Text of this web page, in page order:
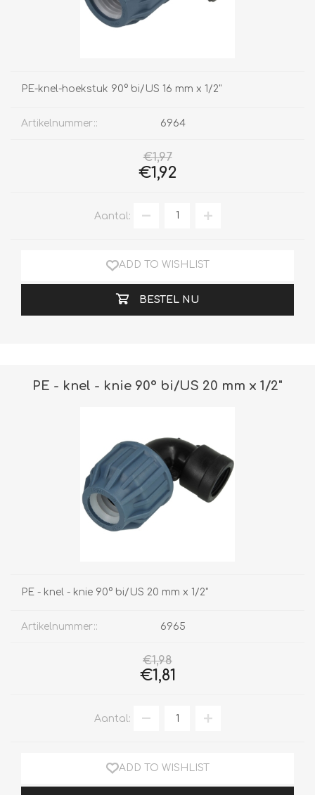
PE-knel-hoekstuk 90° bi/US 16 mm x 1/2"
Artikelnummer:: 6964
€1,97
€1,92
Aantal:
ADD TO WISHLIST
BESTEL NU
PE - knel - knie 90° bi/US 20 mm x 1/2"
PE - knel - knie 90° bi/US 20 mm x 1/2"
Artikelnummer:: 6965
€1,98
€1,81
Aantal:
ADD TO WISHLIST